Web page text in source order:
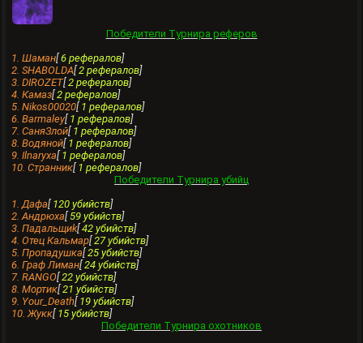
Победители Турнира реферов
1. Шамaн[ 6 рефералов]
2. SHABOLDA[ 2 рефералов]
3. DIROZET[ 2 рефералов]
4. Камаз[ 2 рефералов]
5. Nikos00020[ 1 рефералов]
6. Barmaley[ 1 рефералов]
7. СаняЗлой[ 1 рефералов]
8. Водяной[ 1 рефералов]
9. Ilnaryxa[ 1 рефералов]
10. Странник[ 1 рефералов]
Победители Турнира убийц
1. Дафа[ 120 убийств]
2. Андрюха[ 59 убийств]
3. Падальщиk[ 42 убийств]
4. Отец Кальмар[ 27 убийств]
5. Пропадушка[ 25 убийств]
6. Граф Лиман[ 24 убийств]
7. RANGO[ 22 убийств]
8. Mортик[ 21 убийств]
9. Your_Death[ 19 убийств]
10. Жукк[ 15 убийств]
Победители Турнира охотников